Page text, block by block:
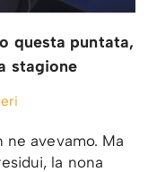
questa puntata,
stagione
ne avevamo. Ma
la nona